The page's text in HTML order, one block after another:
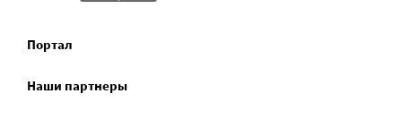
Портал
Наши партнеры